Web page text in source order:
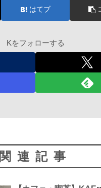
はてブ
Kをフォローする
関連記事